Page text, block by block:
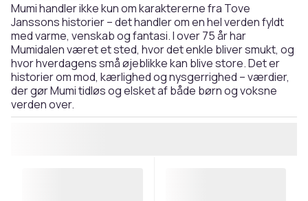
Mumi handler ikke kun om karaktererne fra Tove
Janssons historier – det handler om en hel verden fyldt
med varme, venskab og fantasi. I over 75 år har
Mumidalen været et sted, hvor det enkle bliver smukt, og
hvor hverdagens små øjeblikke kan blive store. Det er
historier om mod, kærlighed og nysgerrighed – værdier,
der gør Mumi tidløs og elsket af både børn og voksne
verden over.